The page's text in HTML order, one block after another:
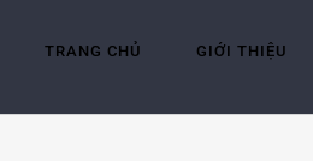
TRANG CHỦ GIỚI THIỆU